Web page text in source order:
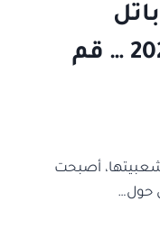
باتل
للاندرويد والايفون 2025 … قم
شعبيتها، أصبحت
حول…